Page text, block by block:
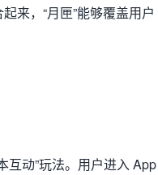
来，“月匣”能够覆盖用户
互动”玩法。用户进入 App